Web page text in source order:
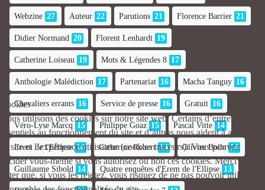
Webzine 27 Auteur 22 Parutions 21 Florence Barrier 21
Didier Normand 20 Florent Lenhardt 19
Catherine Loiseau 19 Mots & Légendes 8 17
Anthologie Malédiction 17 Partenariat 16 Macha Tanguy 16
Chevaliers errants 16 Service de presse 16 Gratuit 16
Véro-Lyse Marcq 15 Philippe Goaz 15 Pascal Vitte 14
Erem de l'Ellipse 14 Catherine Robert 14 Olivier Boile 14
Guillaume Sibold 14 Quatre enquêtes d'Erem de l'Ellipse 13
Cookies
Nous utilisons des cookies sur notre site web. Certains d’entre eux sont
essentiels au fonctionnement du site et d’autres nous aident à améliorer
ce site et l’expérience utilisateur (cookies traceurs). Vous pouvez
décider vous-même si vous autorisez ou non ces cookies. Merci de
noter que, si vous les rejetez, vous risquez de ne pas pouvoir utiliser